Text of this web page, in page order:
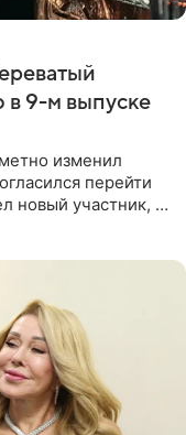
в 9-м выпуске
изменил
перейти
новый участник, а